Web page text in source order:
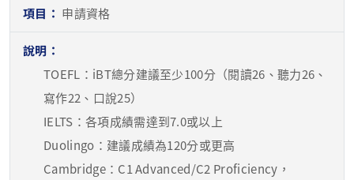
申請資格
TOEFL：iBT總分建議至少100分（閱讀26、聽力26、
寫作22、口說25）
IELTS：各項成績需達到7.0或以上
Duolingo：建議成績為120分或更高
Cambridge：C1 Advanced/C2 Proficiency，